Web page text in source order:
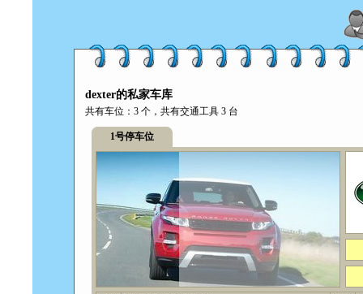
dexter的私家车库
共有车位：3 个，共有交通工具 3 台
1号停车位